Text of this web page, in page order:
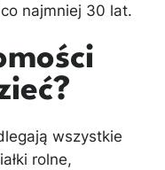
najmniej 30 lat.
wszystkie
rolne,